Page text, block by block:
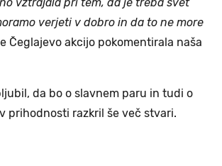
verjeti v dobro in da to ne more
Čeglajevo akcijo pokomentirala naša
da bo o slavnem paru in tudi o
prihodnosti razkril še več stvari.